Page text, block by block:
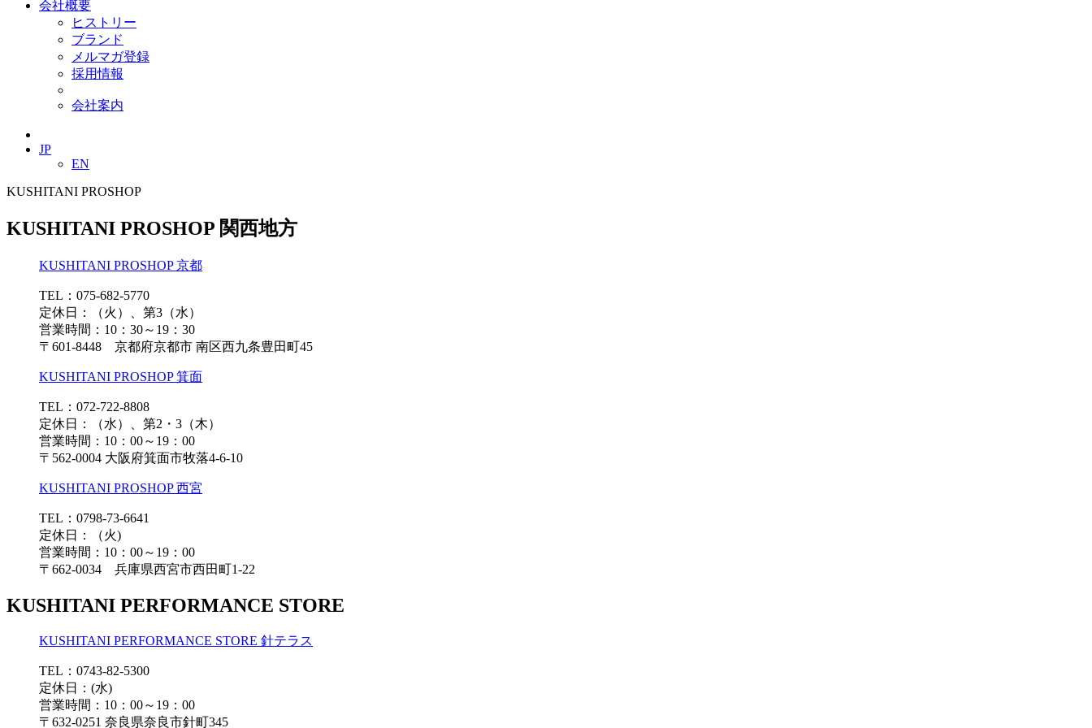
会社概要
ヒストリー
ブランド
メルマガ登録
採用情報
会社案内
JP
EN
KUSHITANI PROSHOP
KUSHITANI PROSHOP 関西地方
KUSHITANI PROSHOP 京都
TEL：075-682-5770
定休日：（火）、第3（水）
営業時間：10：30～19：30
〒601-8448 京都府京都市 南区西九条豊田町45
KUSHITANI PROSHOP 箕面
TEL：072-722-8808
定休日：（水）、第2・3（木）
営業時間：10：00～19：00
〒562-0004 大阪府箕面市牧落4-6-10
KUSHITANI PROSHOP 西宮
TEL：0798-73-6641
定休日：（火)
営業時間：10：00～19：00
〒662-0034 兵庫県西宮市西田町1-22
KUSHITANI PERFORMANCE STORE
KUSHITANI PERFORMANCE STORE 針テラス
TEL：0743-82-5300
定休日：(水)
営業時間：10：00～19：00
〒632-0251 奈良県奈良市針町345